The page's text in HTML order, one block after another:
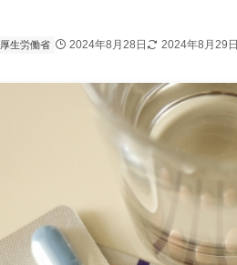
厚生労働省 2024年8月28日 2024年8月29日